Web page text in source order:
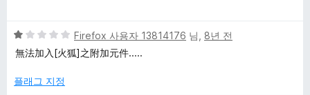
점
점
에
점
5
점
점
Firefox 사용자 13814176 님, 8년 전
無法加入[火狐]之附加元件.....
플래그 지정